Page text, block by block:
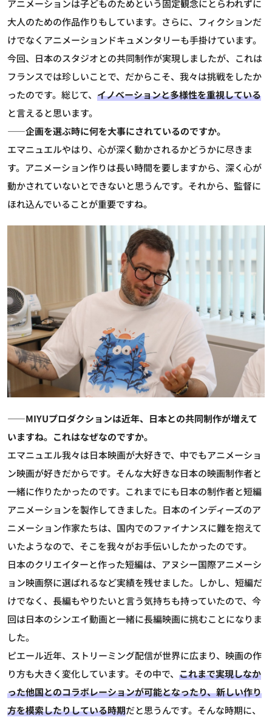
アニメーションは子どものためという固定観念にとらわれずに
大人のための作品作りもしています。さらに、フィクションだ
けでなくアニメーションドキュメンタリーも手掛けています。
今回、日本のスタジオとの共同制作が実現しましたが、これは
フランスでは珍しいことで、だからこそ、我々は挑戦をしたか
ったのです。総じて、 イノベーションと多様性を重視している
と言えると思います。
――企画を選ぶ時に何を大事にされているのですか。
エマニュエルやはり、心が深く動かされるかどうかに尽きま
す。アニメーション作りは長い時間を要しますから、深く心が
動かされていないとできないと思うんです。それから、監督に
ほれ込んでいることが重要ですね。
――MIYUプロダクションは近年、日本との共同制作が増えて
いますね。これはなぜなのですか。
エマニュエル我々は日本映画が大好きで、中でもアニメーショ
ン映画が好きだからです。そんな大好きな日本の映画制作者と
一緒に作りたかったのです。これまでにも日本の制作者と短編
アニメーションを製作してきました。日本のインディーズのア
ニメーション作家たちは、国内でのファイナンスに難を抱えて
いたようなので、そこを我々がお手伝いしたかったのです。
日本のクリエイターと作った短編は、アヌシー国際アニメーシ
ョン映画祭に選ばれるなど実績を残せました。しかし、短編だ
けでなく、長編もやりたいと言う気持ちも持っていたので、今
回は日本のシンエイ動画と一緒に長編映画に挑むことになりま
した。
ピエール近年、ストリーミング配信が世界に広まり、映画の作
り方も大きく変化しています。その中で、 これまで実現しなか
った他国とのコラボレーションが可能となったり、新しい作り
方を模索したりしている時期だと思うんです。そんな時期に、